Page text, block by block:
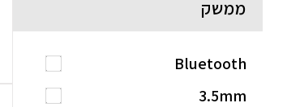
ממשק
Bluetooth
3.5mm